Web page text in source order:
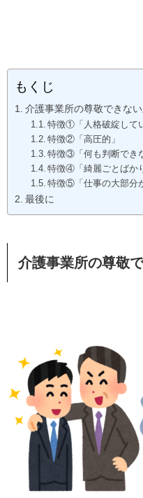
もくじ
介護事業所の尊敬できな
特徴①「人格破綻して
特徴②「高圧的」
特徴③「何も判断でき
特徴④「綺麗ごとばか
特徴⑤「仕事の大部分
最後に
介護事業所の尊敬